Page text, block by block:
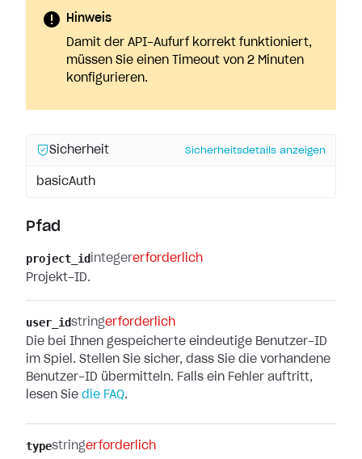
Hinweis
Damit der API-Aufurf korrekt funktioniert,
müssen Sie einen Timeout von 2 Minuten
konfigurieren.
Sicherheit Sicherheitsdetails anzeigen
basicAuth
Pfad
project_id integererforderlich
Projekt-ID.
user_idstringerforderlich
Die bei Ihnen gespeicherte eindeutige Benutzer-ID
im Spiel. Stellen Sie sicher, dass Sie die vorhandene
Benutzer-ID übermitteln. Falls ein Fehler auftritt,
lesen Sie die FAQ.
typestringerforderlich